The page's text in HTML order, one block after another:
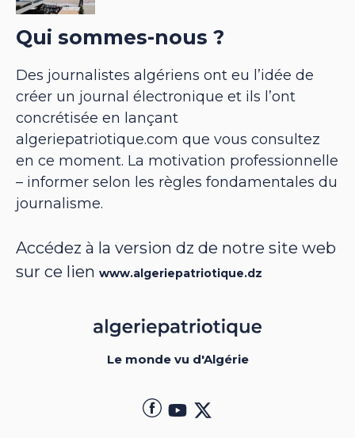
Qui sommes-nous ?
Des journalistes algériens ont eu l’idée de
créer un journal électronique et ils l’ont
concrétisée en lançant
algeriepatriotique.com que vous consultez
en ce moment. La motivation professionnelle
– informer selon les règles fondamentales du
journalisme.
Accédez à la version dz de notre site web
sur ce lien www.algeriepatriotique.dz
Le monde vu d'Algérie